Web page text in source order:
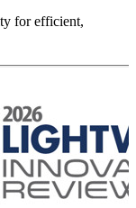
for efficient,